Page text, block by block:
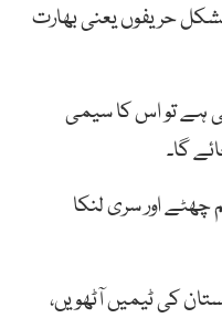
حریفوں یعنی بھارت
ہے تو اس کا سیمی
گا۔
چھٹے اور سری لنکا
کی ٹیمیں آٹھویں،